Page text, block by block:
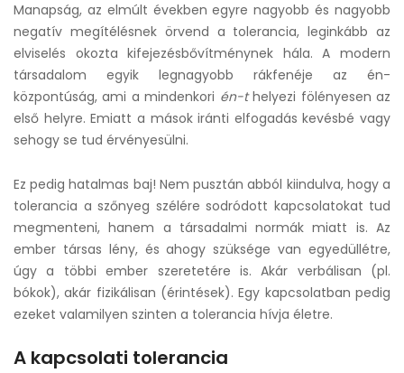
Manapság, az elmúlt években egyre nagyobb és nagyobb
negatív megítélésnek örvend a tolerancia, leginkább az
elviselés okozta kifejezésbővítménynek hála. A modern
társadalom egyik legnagyobb rákfenéje az én-
központúság, ami a mindenkori én-thelyezi fölényesen az
első helyre. Emiatt a mások iránti elfogadás kevésbé vagy
sehogy se tud érvényesülni.
Ez pedig hatalmas baj! Nem pusztán abból kiindulva, hogy a
tolerancia a szőnyeg szélére sodródott kapcsolatokat tud
megmenteni, hanem a társadalmi normák miatt is. Az
ember társas lény, és ahogy szüksége van egyedüllétre,
úgy a többi ember szeretetére is. Akár verbálisan (pl.
bókok), akár fizikálisan (érintések). Egy kapcsolatban pedig
ezeket valamilyen szinten a tolerancia hívja életre.
A kapcsolati tolerancia